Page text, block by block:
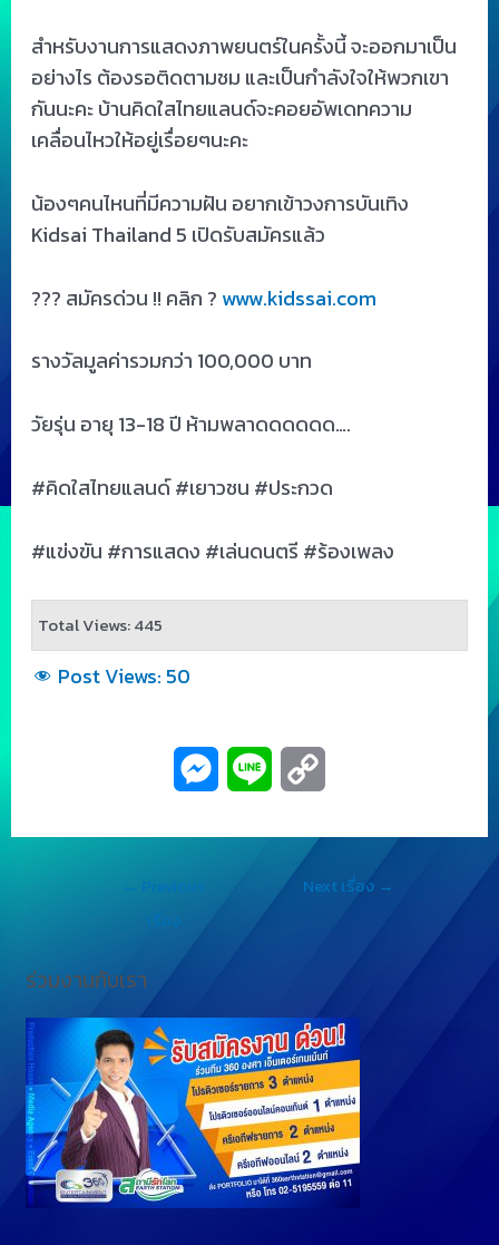
สำหรับงานการแสดงภาพยนตร์ในครั้งนี้ จะออกมาเป็น
อย่างไร ต้องรอติดตามชม และเป็นกำลังใจให้พวกเขา
กันนะคะ บ้านคิดใสไทยแลนด์จะคอยอัพเดทความ
เคลื่อนไหวให้อยู่เรื่อยๆนะคะ
น้องๆคนไหนที่มีความฝัน อยากเข้าวงการบันเทิง
Kidsai Thailand 5 เปิดรับสมัครแล้ว
??? สมัครด่วน !! คลิก ? www.kidssai.com
รางวัลมูลค่ารวมกว่า 100,000 บาท
วัยรุ่น อายุ 13-18 ปี ห้ามพลาดดดดดด….
#คิดใสไทยแลนด์ #เยาวชน #ประกวด
#แข่งขัน #การแสดง #เล่นดนตรี #ร้องเพลง
Total Views: 445
Post Views: 50
g
e
r
e
n
k
← Previous
เรื่อง
Next เรื่อง →
ร่วมงานกับเรา